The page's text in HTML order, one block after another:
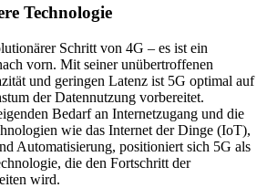
Technologie
Schritt von 4G – es ist ein
vorn. Mit seiner unübertroffenen
und geringen Latenz ist 5G optimal auf
der Datennutzung vorbereitet.
Bedarf an Internetzugang und die
wie das Internet der Dinge (IoT),
Automatisierung, positioniert sich 5G als
die den Fortschritt der
wird.